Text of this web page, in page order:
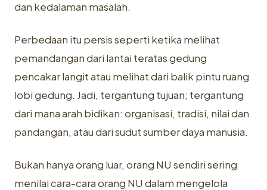
dan kedalaman masalah.
Perbedaan itu persis seperti ketika melihat
pemandangan dari lantai teratas gedung
pencakar langit atau melihat dari balik pintu ruang
lobi gedung. Jadi, tergantung tujuan; tergantung
dari mana arah bidikan: organisasi, tradisi, nilai dan
pandangan, atau dari sudut sumber daya manusia.
Bukan hanya orang luar, orang NU sendiri sering
menilai cara-cara orang NU dalam mengelola